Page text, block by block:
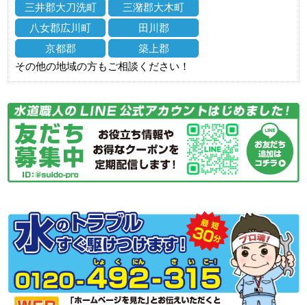
三井郡大刀洗町
三潴郡大木町
八女郡広川町
田川郡
京都郡
築上郡
その他の地域の方もご相談ください！